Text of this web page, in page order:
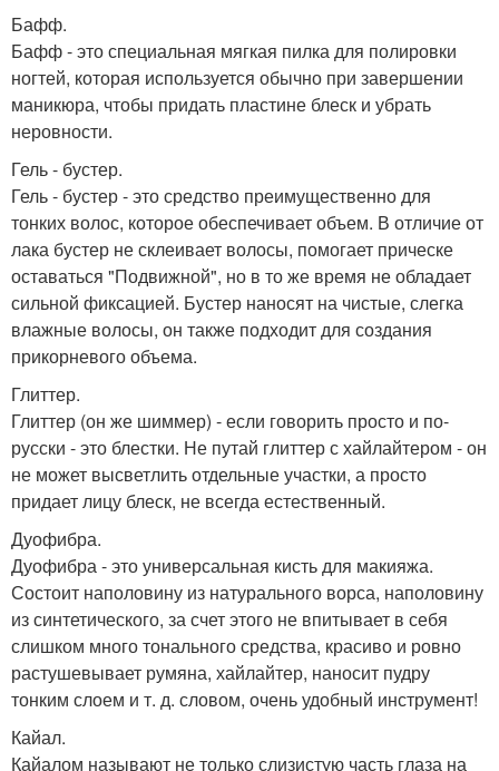
Бафф.
Бафф - это специальная мягкая пилка для полировки
ногтей, которая используется обычно при завершении
маникюра, чтобы придать пластине блеск и убрать
неровности.
Гель - бустер.
Гель - бустер - это средство преимущественно для
тонких волос, которое обеспечивает объем. В отличие от
лака бустер не склеивает волосы, помогает прическе
оставаться "Подвижной", но в то же время не обладает
сильной фиксацией. Бустер наносят на чистые, слегка
влажные волосы, он также подходит для создания
прикорневого объема.
Глиттер.
Глиттер (он же шиммер) - если говорить просто и по-
русски - это блестки. Не путай глиттер с хайлайтером - он
не может высветлить отдельные участки, а просто
придает лицу блеск, не всегда естественный.
Дуофибра.
Дуофибра - это универсальная кисть для макияжа.
Состоит наполовину из натурального ворса, наполовину
из синтетического, за счет этого не впитывает в себя
слишком много тонального средства, красиво и ровно
растушевывает румяна, хайлайтер, наносит пудру
тонким слоем и т. д. словом, очень удобный инструмент!
Кайал.
Кайалом называют не только слизистую часть глаза на